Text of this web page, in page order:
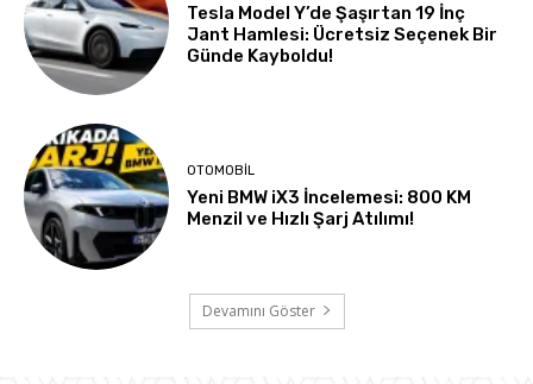
Tesla Model Y’de Şaşırtan 19 İnç
Jant Hamlesi: Ücretsiz Seçenek Bir
Günde Kayboldu!
OTOMOBIL
Yeni BMW iX3 İncelemesi: 800 KM
Menzil ve Hızlı Şarj Atılımı!
Devamını Göster